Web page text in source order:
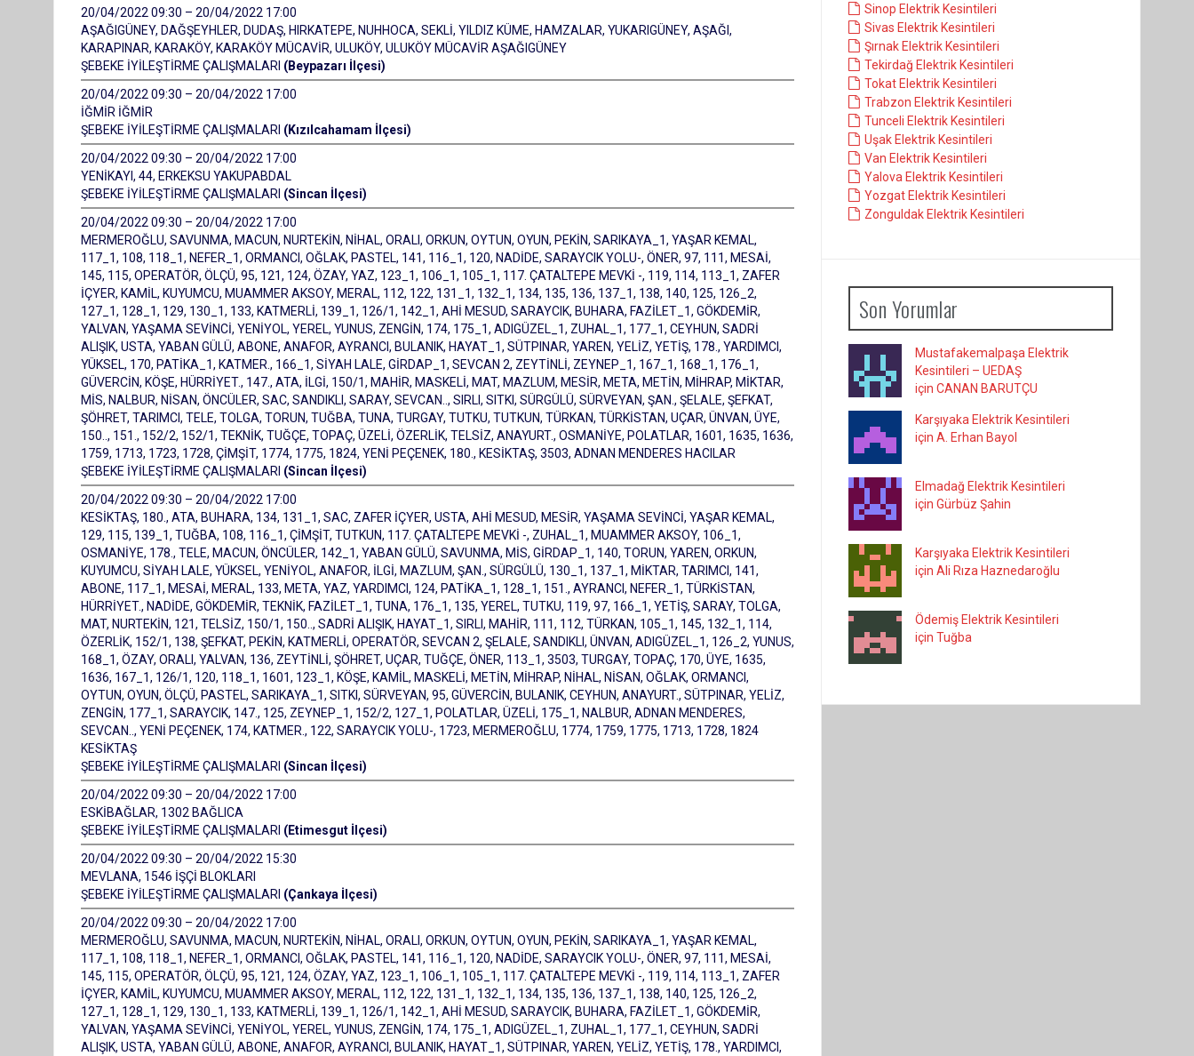
20/04/2022 09:30 – 20/04/2022 17:00
AŞAĞIGÜNEY, DAĞŞEYHLER, DUDAŞ, HIRKATEPE, NUHHOCA, SEKLİ, YILDIZ KÜME, HAMZALAR, YUKARIGÜNEY, AŞAĞI,
KARAPINAR, KARAKÖY, KARAKÖY MÜCAVİR, ULUKÖY, ULUKÖY MÜCAVİR AŞAĞIGÜNEY
ŞEBEKE İYİLEŞTİRME ÇALIŞMALARI (Beypazarı İlçesi)
20/04/2022 09:30 – 20/04/2022 17:00
İĞMİR İĞMİR
ŞEBEKE İYİLEŞTİRME ÇALIŞMALARI (Kızılcahamam İlçesi)
20/04/2022 09:30 – 20/04/2022 17:00
YENİKAYI, 44, ERKEKSU YAKUPABDAL
ŞEBEKE İYİLEŞTİRME ÇALIŞMALARI (Sincan İlçesi)
20/04/2022 09:30 – 20/04/2022 17:00
MERMEROĞLU, SAVUNMA, MACUN, NURTEKİN, NİHAL, ORALI, ORKUN, OYTUN, OYUN, PEKİN, SARIKAYA_1, YAŞAR KEMAL,
117_1, 108, 118_1, NEFER_1, ORMANCI, OĞLAK, PASTEL, 141, 116_1, 120, NADİDE, SARAYCIK YOLU-, ÖNER, 97, 111, MESAİ,
145, 115, OPERATÖR, ÖLÇÜ, 95, 121, 124, ÖZAY, YAZ, 123_1, 106_1, 105_1, 117. ÇATALTEPE MEVKİ -, 119, 114, 113_1, ZAFER
İÇYER, KAMİL, KUYUMCU, MUAMMER AKSOY, MERAL, 112, 122, 131_1, 132_1, 134, 135, 136, 137_1, 138, 140, 125, 126_2,
127_1, 128_1, 129, 130_1, 133, KATMERLİ, 139_1, 126/1, 142_1, AHİ MESUD, SARAYCIK, BUHARA, FAZİLET_1, GÖKDEMİR,
YALVAN, YAŞAMA SEVİNCİ, YENİYOL, YEREL, YUNUS, ZENGİN, 174, 175_1, ADIGÜZEL_1, ZUHAL_1, 177_1, CEYHUN, SADRİ
ALIŞIK, USTA, YABAN GÜLÜ, ABONE, ANAFOR, AYRANCI, BULANIK, HAYAT_1, SÜTPINAR, YAREN, YELİZ, YETİŞ, 178., YARDIMCI,
YÜKSEL, 170, PATİKA_1, KATMER., 166_1, SİYAH LALE, GİRDAP_1, SEVCAN 2, ZEYTİNLİ, ZEYNEP_1, 167_1, 168_1, 176_1,
GÜVERCİN, KÖŞE, HÜRRİYET., 147., ATA, İLGİ, 150/1, MAHİR, MASKELİ, MAT, MAZLUM, MESİR, META, METİN, MİHRAP, MİKTAR,
MİS, NALBUR, NİSAN, ÖNCÜLER, SAC, SANDIKLI, SARAY, SEVCAN.., SIRLI, SITKI, SÜRGÜLÜ, SÜRVEYAN, ŞAN., ŞELALE, ŞEFKAT,
ŞÖHRET, TARIMCI, TELE, TOLGA, TORUN, TUĞBA, TUNA, TURGAY, TUTKU, TUTKUN, TÜRKAN, TÜRKİSTAN, UÇAR, ÜNVAN, ÜYE,
150.., 151., 152/2, 152/1, TEKNİK, TUĞÇE, TOPAÇ, ÜZELİ, ÖZERLİK, TELSİZ, ANAYURT., OSMANİYE, POLATLAR, 1601, 1635, 1636,
1759, 1713, 1723, 1728, ÇİMŞİT, 1774, 1775, 1824, YENİ PEÇENEK, 180., KESİKTAŞ, 3503, ADNAN MENDERES HACILAR
ŞEBEKE İYİLEŞTİRME ÇALIŞMALARI (Sincan İlçesi)
20/04/2022 09:30 – 20/04/2022 17:00
KESİKTAŞ, 180., ATA, BUHARA, 134, 131_1, SAC, ZAFER İÇYER, USTA, AHİ MESUD, MESİR, YAŞAMA SEVİNCİ, YAŞAR KEMAL,
129, 115, 139_1, TUĞBA, 108, 116_1, ÇİMŞİT, TUTKUN, 117. ÇATALTEPE MEVKİ -, ZUHAL_1, MUAMMER AKSOY, 106_1,
OSMANİYE, 178., TELE, MACUN, ÖNCÜLER, 142_1, YABAN GÜLÜ, SAVUNMA, MİS, GİRDAP_1, 140, TORUN, YAREN, ORKUN,
KUYUMCU, SİYAH LALE, YÜKSEL, YENİYOL, ANAFOR, İLGİ, MAZLUM, ŞAN., SÜRGÜLÜ, 130_1, 137_1, MİKTAR, TARIMCI, 141,
ABONE, 117_1, MESAİ, MERAL, 133, META, YAZ, YARDIMCI, 124, PATİKA_1, 128_1, 151., AYRANCI, NEFER_1, TÜRKİSTAN,
HÜRRİYET., NADİDE, GÖKDEMİR, TEKNİK, FAZİLET_1, TUNA, 176_1, 135, YEREL, TUTKU, 119, 97, 166_1, YETİŞ, SARAY, TOLGA,
MAT, NURTEKİN, 121, TELSİZ, 150/1, 150.., SADRİ ALIŞIK, HAYAT_1, SIRLI, MAHİR, 111, 112, TÜRKAN, 105_1, 145, 132_1, 114,
ÖZERLİK, 152/1, 138, ŞEFKAT, PEKİN, KATMERLİ, OPERATÖR, SEVCAN 2, ŞELALE, SANDIKLI, ÜNVAN, ADIGÜZEL_1, 126_2, YUNUS,
168_1, ÖZAY, ORALI, YALVAN, 136, ZEYTİNLİ, ŞÖHRET, UÇAR, TUĞÇE, ÖNER, 113_1, 3503, TURGAY, TOPAÇ, 170, ÜYE, 1635,
1636, 167_1, 126/1, 120, 118_1, 1601, 123_1, KÖŞE, KAMİL, MASKELİ, METİN, MİHRAP, NİHAL, NİSAN, OĞLAK, ORMANCI,
OYTUN, OYUN, ÖLÇÜ, PASTEL, SARIKAYA_1, SITKI, SÜRVEYAN, 95, GÜVERCİN, BULANIK, CEYHUN, ANAYURT., SÜTPINAR, YELİZ,
ZENGİN, 177_1, SARAYCIK, 147., 125, ZEYNEP_1, 152/2, 127_1, POLATLAR, ÜZELİ, 175_1, NALBUR, ADNAN MENDERES,
SEVCAN.., YENİ PEÇENEK, 174, KATMER., 122, SARAYCIK YOLU-, 1723, MERMEROĞLU, 1774, 1759, 1775, 1713, 1728, 1824
KESİKTAŞ
ŞEBEKE İYİLEŞTİRME ÇALIŞMALARI (Sincan İlçesi)
20/04/2022 09:30 – 20/04/2022 17:00
ESKİBAĞLAR, 1302 BAĞLICA
ŞEBEKE İYİLEŞTİRME ÇALIŞMALARI (Etimesgut İlçesi)
20/04/2022 09:30 – 20/04/2022 15:30
MEVLANA, 1546 İŞÇİ BLOKLARI
ŞEBEKE İYİLEŞTİRME ÇALIŞMALARI (Çankaya İlçesi)
20/04/2022 09:30 – 20/04/2022 17:00
MERMEROĞLU, SAVUNMA, MACUN, NURTEKİN, NİHAL, ORALI, ORKUN, OYTUN, OYUN, PEKİN, SARIKAYA_1, YAŞAR KEMAL,
117_1, 108, 118_1, NEFER_1, ORMANCI, OĞLAK, PASTEL, 141, 116_1, 120, NADİDE, SARAYCIK YOLU-, ÖNER, 97, 111, MESAİ,
145, 115, OPERATÖR, ÖLÇÜ, 95, 121, 124, ÖZAY, YAZ, 123_1, 106_1, 105_1, 117. ÇATALTEPE MEVKİ -, 119, 114, 113_1, ZAFER
İÇYER, KAMİL, KUYUMCU, MUAMMER AKSOY, MERAL, 112, 122, 131_1, 132_1, 134, 135, 136, 137_1, 138, 140, 125, 126_2,
127_1, 128_1, 129, 130_1, 133, KATMERLİ, 139_1, 126/1, 142_1, AHİ MESUD, SARAYCIK, BUHARA, FAZİLET_1, GÖKDEMİR,
YALVAN, YAŞAMA SEVİNCİ, YENİYOL, YEREL, YUNUS, ZENGİN, 174, 175_1, ADIGÜZEL_1, ZUHAL_1, 177_1, CEYHUN, SADRİ
ALIŞIK, USTA, YABAN GÜLÜ, ABONE, ANAFOR, AYRANCI, BULANIK, HAYAT_1, SÜTPINAR, YAREN, YELİZ, YETİŞ, 178., YARDIMCI,
Sinop Elektrik Kesintileri
Sivas Elektrik Kesintileri
Şırnak Elektrik Kesintileri
Tekirdağ Elektrik Kesintileri
Tokat Elektrik Kesintileri
Trabzon Elektrik Kesintileri
Tunceli Elektrik Kesintileri
Uşak Elektrik Kesintileri
Van Elektrik Kesintileri
Yalova Elektrik Kesintileri
Yozgat Elektrik Kesintileri
Zonguldak Elektrik Kesintileri
Son Yorumlar
Mustafakemalpaşa Elektrik
Kesintileri – UEDAŞ
için CANAN BARUTÇU
Karşıyaka Elektrik Kesintileri
için A. Erhan Bayol
Elmadağ Elektrik Kesintileri
için Gürbüz Şahin
Karşıyaka Elektrik Kesintileri
için Ali Rıza Haznedaroğlu
Ödemiş Elektrik Kesintileri
için Tuğba